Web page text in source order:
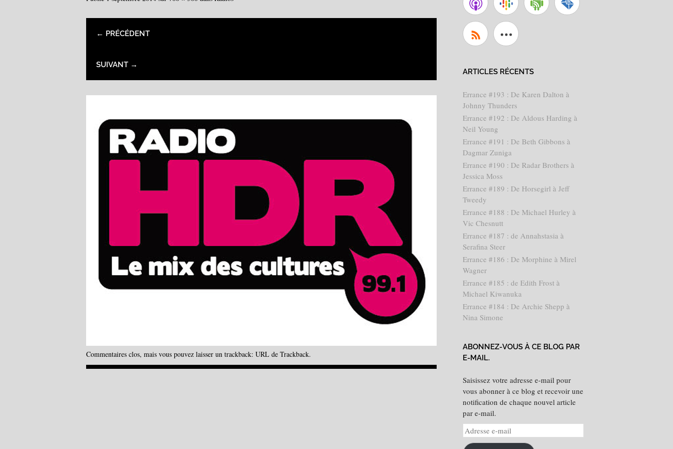
← PRÉCÉDENT
SUIVANT →
Commentaires clos, mais vous pouvez laisser un trackback: URL de Trackback.
ARTICLES RÉCENTS
Errance #193 : De Karen Dalton à
Johnny Thunders
Errance #192 : De Aldous Harding à
Neil Young
Errance #191 : De Beth Gibbons à
Dagmar Zuniga
Errance #190 : De Radar Brothers à
Jessica Moss
Errance #189 : De Horsegirl à Jeff
Tweedy
Errance #188 : De Michael Hurley à
Vic Chesnutt
Errance #187 : de Annahstasia à
Serafina Steer
Errance #186 : De Morphine à Mirel
Wagner
Errance #185 : de Edith Frost à
Michael Kiwanuka
Errance #184 : De Archie Shepp à
Nina Simone
ABONNEZ-VOUS À CE BLOG PAR
E-MAIL.
Saisissez votre adresse e-mail pour
vous abonner à ce blog et recevoir une
notification de chaque nouvel article
par e-mail.
Adresse
e-